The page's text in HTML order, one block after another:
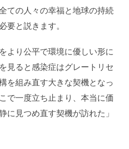
ての人々の幸福と地球の持続
要と説きます。
より公平で環境に優しい形に
見ると感染症はグレートリセ
を組み直す大きな契機となっ
で一度立ち止まり、本当に価
に見つめ直す契機が訪れた」